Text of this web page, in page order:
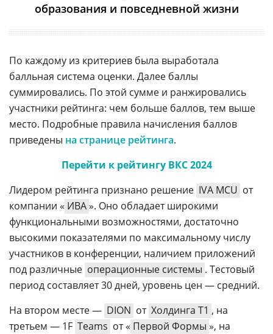
образования и повседневной жизни
По каждому из критериев была выработала
балльная система оценки. Далее баллы
суммировались. По этой сумме и ранжировались
участники рейтинга: чем больше баллов, тем выше
место. Подробные правила начисления баллов
приведены на странице рейтинга.
Перейти к рейтингу ВКС 2024
Лидером рейтинга признано решение IVA MCU от
компании « ИВА». Оно обладает широкими
функциональными возможностями, достаточно
высокими показателями по максимальному числу
участников в конференции, наличием приложений
под различные операционные системы . Тестовый
период составляет 30 дней, уровень цен — средний.
На втором месте — DION от Холдинга Т1 , на
третьем — 1F Teams от « Первой Формы », на